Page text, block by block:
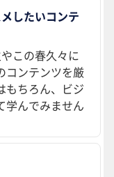
したいコンテ
この春久々に
コンテンツを厳
もちろん、ビジ
学んでみません